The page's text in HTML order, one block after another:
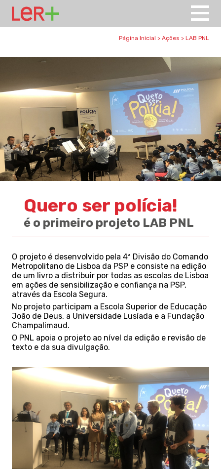
Página Inicial > Ações > LAB PNL
Quero ser polícia!
é o primeiro projeto LAB PNL
O projeto é desenvolvido pela 4ª Divisão do Comando
Metropolitano de Lisboa da PSP e consiste na edição
de um livro a distribuir por todas as escolas de Lisboa
em ações de sensibilização e confiança na PSP,
através da Escola Segura.
No projeto participam a Escola Superior de Educação
João de Deus, a Universidade Lusíada e a Fundação
Champalimaud.
O PNL apoia o projeto ao nível da edição e revisão de
texto e da sua divulgação.